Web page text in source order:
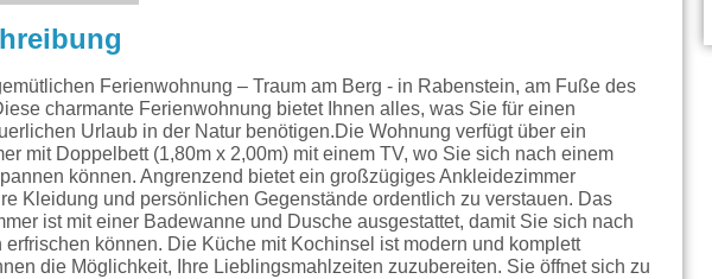
Ferienwohnung – Traum am Berg - in Rabenstein, am Fuße des
charmante Ferienwohnung bietet Ihnen alles, was Sie für einen
Urlaub in der Natur benötigen.Die Wohnung verfügt über ein
mit Doppelbett (1,80m x 2,00m) mit einem TV, wo Sie sich nach einem
können. Angrenzend bietet ein großzügiges Ankleidezimmer
Kleidung und persönlichen Gegenstände ordentlich zu verstauen. Das
ist mit einer Badewanne und Dusche ausgestattet, damit Sie sich nach
erfrischen können. Die Küche mit Kochinsel ist modern und komplett
die Möglichkeit, Ihre Lieblingsmahlzeiten zuzubereiten. Sie öffnet sich zu